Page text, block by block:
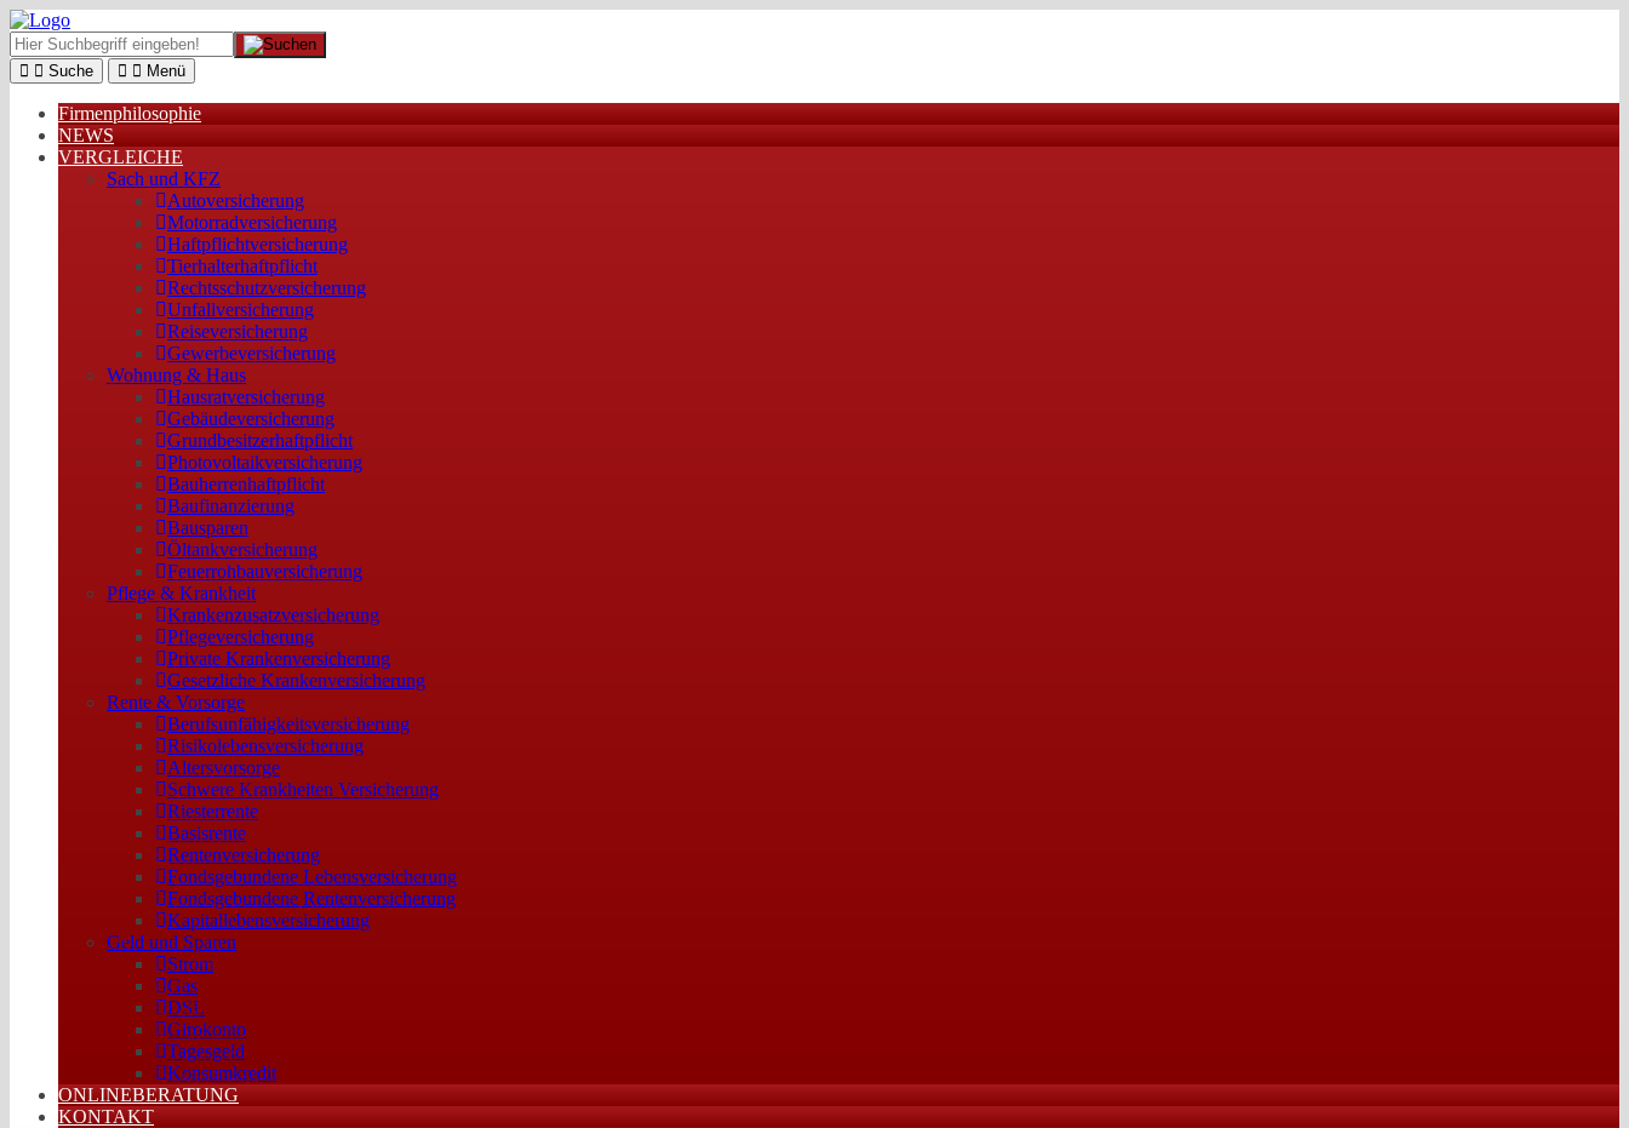
Suche Menü
Firmenphilosophie
NEWS
VERGLEICHE
Sach und KFZ
Autoversicherung
Motorradversicherung
Haftpflichtversicherung
Tierhalterhaftpflicht
Rechtsschutzversicherung
Unfallversicherung
Reiseversicherung
Gewerbeversicherung
Wohnung & Haus
Hausratversicherung
Gebäudeversicherung
Grundbesitzerhaftpflicht
Photovoltaikversicherung
Bauherrenhaftpflicht
Baufinanzierung
Bausparen
Öltankversicherung
Feuerrohbauversicherung
Pflege & Krankheit
Krankenzusatzversicherung
Pflegeversicherung
Private Krankenversicherung
Gesetzliche Krankenversicherung
Rente & Vorsorge
Berufs­unfähigkeitsversicherung
Risikolebensversicherung
Altersvorsorge
Schwere Krankheiten Versicherung
Riesterrente
Basisrente
Rentenversicherung
Fondsgebundene Lebensversicherung
Fondsgebundene Rentenversicherung
Kapitallebensversicherung
Geld und Sparen
Strom
Gas
DSL
Girokonto
Tagesgeld
Konsumkredit
ONLINEBERATUNG
KONTAKT